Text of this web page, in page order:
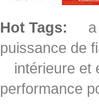
Hot Tags: a
puissance de
intérieure et
performance